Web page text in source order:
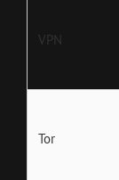
VPN
Tor